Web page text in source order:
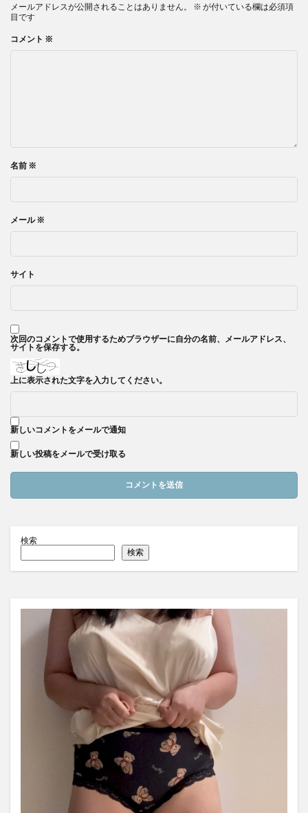
メールアドレスが公開されることはありません。 ※ が付いている欄は必須項
目です
コメント ※
名前 ※
メール※
サイト
次回のコメントで使用するためブラウザーに自分の名前、メールアドレス、
サイトを保存する。
上に表示された文字を入力してください。
新しいコメントをメールで通知
新しい投稿をメールで受け取る
検索
検索